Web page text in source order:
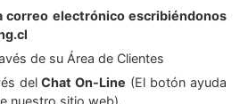
correo electrónico escribiéndonos
de su Área de Clientes
delChat On-Line (El botón ayuda